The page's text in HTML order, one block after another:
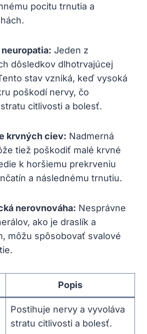
pocitu trnutia a
Jeden z
dôsledkov dlhotrvajúcej
stav vzniká, keď vysoká
poškodí nervy, čo
citlivosti a bolesť.
krvných ciev: Nadmerná
tiež poškodiť malé krvné
k horšiemu prekrveniu
a následnému trnutiu.
nerovnováha: Nesprávne
ako je draslík a
môžu spôsobovať svalové
Popis
Postihuje nervy a vyvoláva
stratu citlivosti a bolesť.